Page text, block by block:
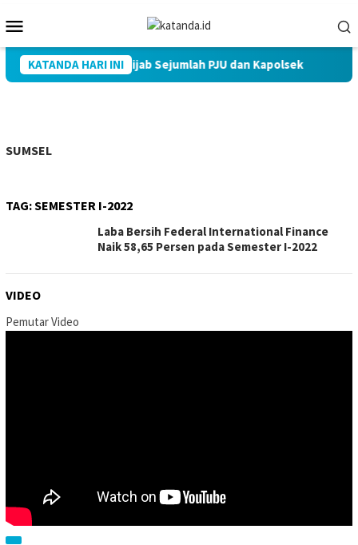
ke
kontenMobile
KATANDA HARI INI
Sertijab Sejumlah PJU dan Kapolsek 712 Pegawai
SUMSEL
TAG:SEMESTER I-2022
Laba Bersih Federal International Finance
Naik 58,65 Persen pada Semester I-2022
VIDEO
Pemutar Video